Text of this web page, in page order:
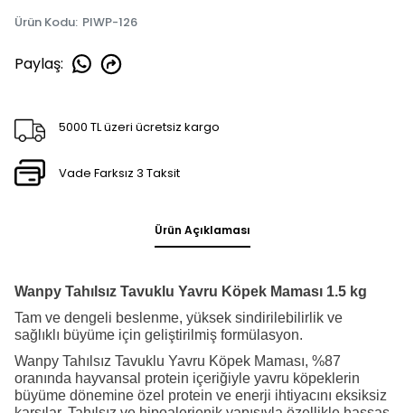
Ürün Kodu: PIWP-126
Paylaş:
5000 TL üzeri ücretsiz kargo
Vade Farksız 3 Taksit
Ürün Açıklaması
Wanpy Tahılsız Tavuklu Yavru Köpek Maması 1.5 kg
Tam ve dengeli beslenme, yüksek sindirilebilirlik ve
sağlıklı büyüme için geliştirilmiş formülasyon.
Wanpy Tahılsız Tavuklu Yavru Köpek Maması, %87
oranında hayvansal protein içeriğiyle yavru köpeklerin
büyüme dönemine özel protein ve enerji ihtiyacını eksiksiz